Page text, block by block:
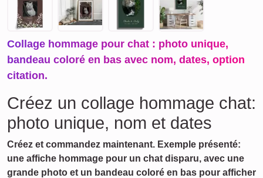
Collage hommage pour chat : photo unique,
bandeau coloré en bas avec nom, dates, option
citation.
Créez un collage hommage chat:
photo unique, nom et dates
Créez et commandez maintenant. Exemple présenté:
une affiche hommage pour un chat disparu, avec une
grande photo et un bandeau coloré en bas pour afficher